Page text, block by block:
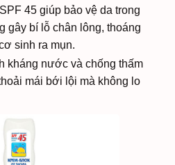
45 giúp bảo vệ da trong
gây bí lỗ chân lông, thoáng
sinh ra mụn.
kháng nước và chống thấm
mái bới lội mà không lo